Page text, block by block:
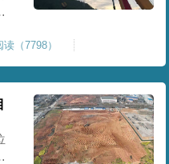
读（7798）